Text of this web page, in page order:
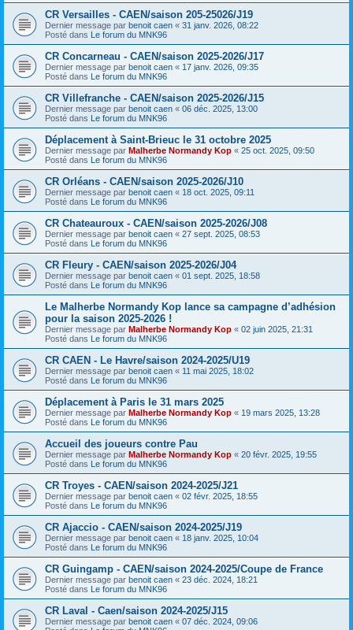
CR Versailles - CAEN/saison 205-25026/J19
Dernier message par benoit caen « 31 janv. 2026, 08:22
Posté dans Le forum du MNK96
CR Concarneau - CAEN/saison 2025-2026/J17
Dernier message par benoit caen « 17 janv. 2026, 09:35
Posté dans Le forum du MNK96
CR Villefranche - CAEN/saison 2025-2026/J15
Dernier message par benoit caen « 06 déc. 2025, 13:00
Posté dans Le forum du MNK96
Déplacement à Saint-Brieuc le 31 octobre 2025
Dernier message par Malherbe Normandy Kop « 25 oct. 2025, 09:50
Posté dans Le forum du MNK96
CR Orléans - CAEN/saison 2025-2026/J10
Dernier message par benoit caen « 18 oct. 2025, 09:11
Posté dans Le forum du MNK96
CR Chateauroux - CAEN/saison 2025-2026/J08
Dernier message par benoit caen « 27 sept. 2025, 08:53
Posté dans Le forum du MNK96
CR Fleury - CAEN/saison 2025-2026/J04
Dernier message par benoit caen « 01 sept. 2025, 18:58
Posté dans Le forum du MNK96
Le Malherbe Normandy Kop lance sa campagne d’adhésion
pour la saison 2025-2026 !
Dernier message par Malherbe Normandy Kop « 02 juin 2025, 21:31
Posté dans Le forum du MNK96
CR CAEN - Le Havre/saison 2024-2025/U19
Dernier message par benoit caen « 11 mai 2025, 18:02
Posté dans Le forum du MNK96
Déplacement à Paris le 31 mars 2025
Dernier message par Malherbe Normandy Kop « 19 mars 2025, 13:28
Posté dans Le forum du MNK96
Accueil des joueurs contre Pau
Dernier message par Malherbe Normandy Kop « 20 févr. 2025, 19:55
Posté dans Le forum du MNK96
CR Troyes - CAEN/saison 2024-2025/J21
Dernier message par benoit caen « 02 févr. 2025, 18:55
Posté dans Le forum du MNK96
CR Ajaccio - CAEN/saison 2024-2025/J19
Dernier message par benoit caen « 18 janv. 2025, 10:04
Posté dans Le forum du MNK96
CR Guingamp - CAEN/saison 2024-2025/Coupe de France
Dernier message par benoit caen « 23 déc. 2024, 18:21
Posté dans Le forum du MNK96
CR Laval - Caen/saison 2024-2025/J15
Dernier message par benoit caen « 07 déc. 2024, 09:06